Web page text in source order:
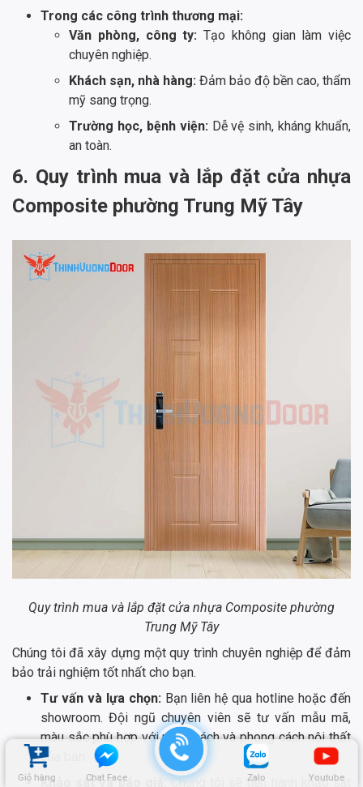
Giỏ hàng Chat Face Zalo Youtube
Trong các công trình thương mại:
Văn phòng, công ty: Tạo không gian làm việc
chuyên nghiệp.
Khách sạn, nhà hàng: Đảm bảo độ bền cao, thẩm
mỹ sang trọng.
Trường học, bệnh viện: Dễ vệ sinh, kháng khuẩn,
an toàn.
6. Quy trình mua và lắp đặt cửa nhựa
Composite phường Trung Mỹ Tây
Quy trình mua và lắp đặt cửa nhựa Composite phường
Trung Mỹ Tây
Chúng tôi đã xây dựng một quy trình chuyên nghiệp để đảm
bảo trải nghiệm tốt nhất cho bạn.
Tư vấn và lựa chọn:Bạn liên hệ qua hotline hoặc đến
showroom. Đội ngũ chuyên viên sẽ tư vấn mẫu mã,
màu sắc phù hợp với ngân sách và phong cách nội thất
của bạn.
Khảo sát và báo giá:Chúng tôi sẽ tiến hành khảo sát